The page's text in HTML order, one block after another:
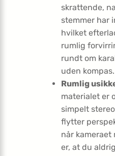
skrattende,
stemmer har
hvilket
rumlig
rundt om
uden kompas.
Rumlig
materialet er
simpelt
flytter
når kameraet
er, at du